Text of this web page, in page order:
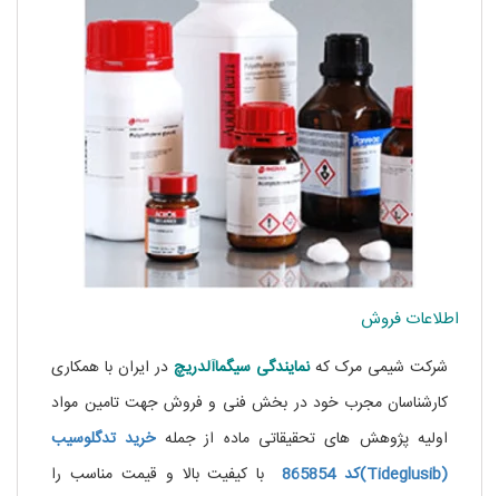
اطلاعات فروش
شرکت شیمی مرک کهنمایندگی سیگماآلدریچ در ایران با همکاری
کارشناسان مجرب خود در بخش فنی و فروش جهت تامین مواد
اولیه پژوهش های تحقیقاتی ماده از جملهخرید تدگلوسیب
(Tideglusib)کد 865854
با کیفیت بالا و قیمت مناسب را